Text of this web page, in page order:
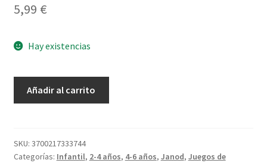
5,99 €
Hay existencias
Añadir al carrito
SKU: 3700217333744
Categorías: Infantil, 2-4 años, 4-6 años, Janod, Juegos de